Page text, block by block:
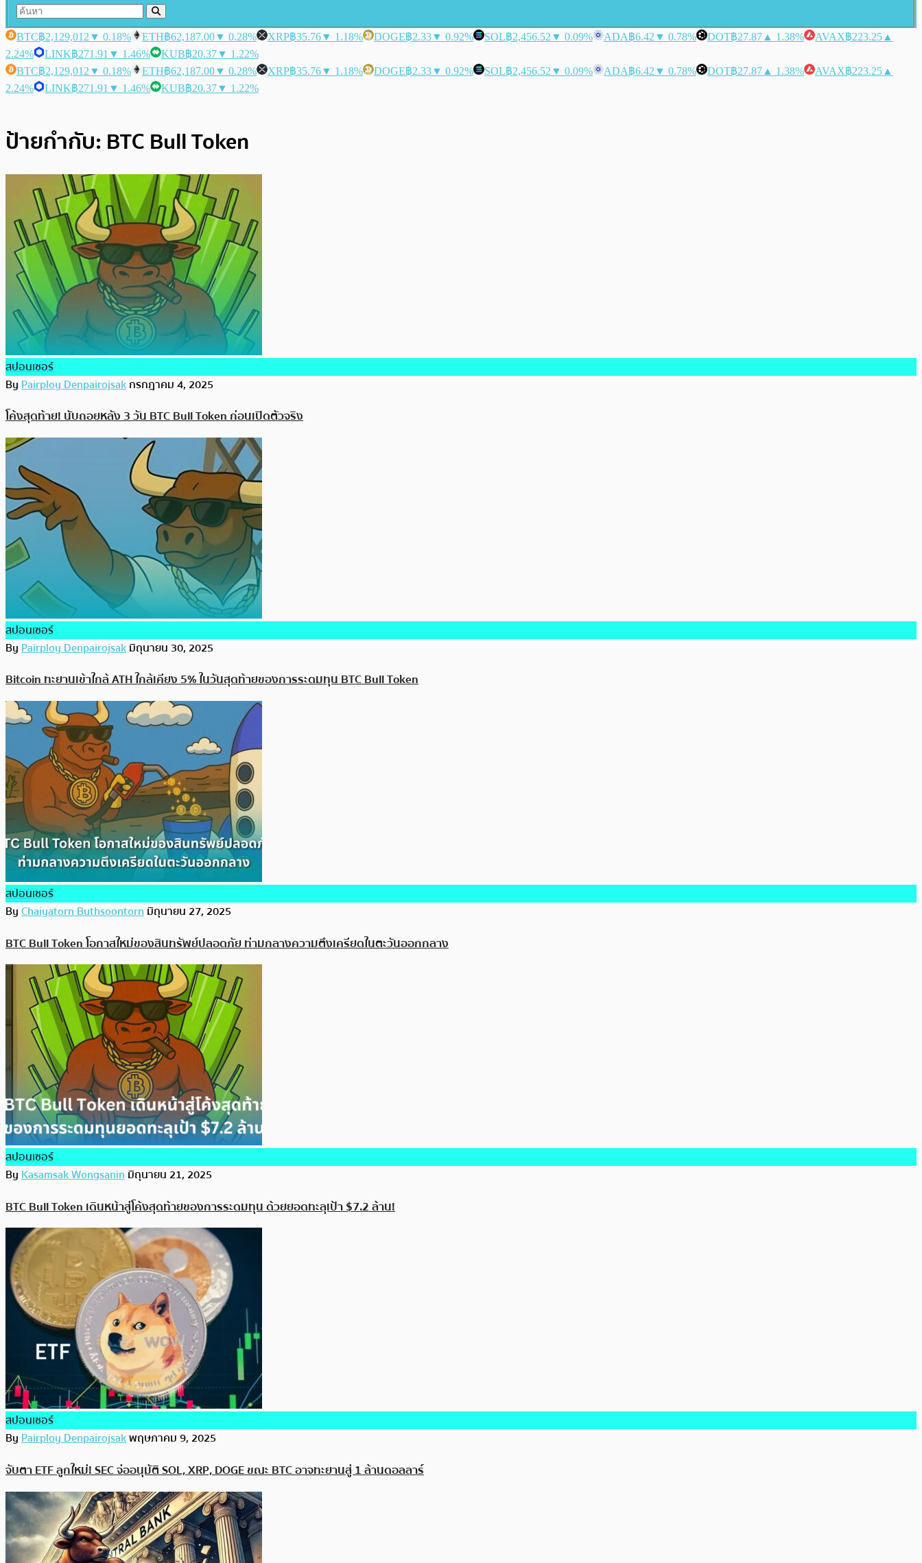
BTC฿2,129,012 ▼ 0.18% ETH฿62,187.00▼ 0.28% XRP฿35.76▼ 1.18% DOGE฿2.33▼ 0.92% SOL฿2,456.52 ▼ 0.09% ADA฿6.42 ▼ 0.78% DOT฿27.87 ▲ 1.38% AVAX฿223.25 ▲
2.24%
LINK฿271.91 ▼ 1.46% KUB฿20.37▼ 1.22%
BTC฿2,129,012 ▼ 0.18% ETH฿62,187.00▼ 0.28% XRP฿35.76▼ 1.18% DOGE฿2.33▼ 0.92% SOL฿2,456.52 ▼ 0.09% ADA฿6.42 ▼ 0.78% DOT฿27.87 ▲ 1.38% AVAX฿223.25 ▲
2.24%
LINK฿271.91 ▼ 1.46% KUB฿20.37▼ 1.22%
ป้ายกำกับ: BTC Bull Token
สปอนเซอร์
ByPairploy Denpairojsakกรกฎาคม 4, 2025
โค้งสุดท้าย! นับถอยหลัง 3 วัน BTC Bull Token ก่อนเปิดตัวจริง
สปอนเซอร์
ByPairploy Denpairojsakมิถุนายน 30, 2025
Bitcoin ทะยานเข้าใกล้ ATH ใกล้เคียง 5% ในวันสุดท้ายของการระดมทุน BTC Bull Token
สปอนเซอร์
ByChaiyatorn Buthsoontornมิถุนายน 27, 2025
BTC Bull Token โอกาสใหม่ของสินทรัพย์ปลอดภัย ท่ามกลางความตึงเครียดในตะวันออกกลาง
สปอนเซอร์
ByKasamsak Wongsaninมิถุนายน 21, 2025
BTC Bull Token เดินหน้าสู่โค้งสุดท้ายของการระดมทุน ด้วยยอดทะลุเป้า $7.2 ล้าน!
สปอนเซอร์
ByPairploy Denpairojsakพฤษภาคม 9, 2025
จับตา ETF ลูกใหม่! SEC จ่ออนุมัติ SOL, XRP, DOGE ขณะ BTC อาจทะยานสู่ 1 ล้านดอลลาร์